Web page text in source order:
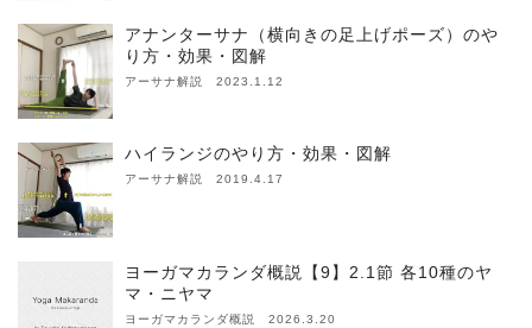
アナンターサナ（横向きの足上げポーズ）のや
り方・効果・図解
アーサナ解説 2023.1.12
ハイランジのやり方・効果・図解
アーサナ解説 2019.4.17
ヨーガマカランダ概説【9】2.1節 各10種のヤ
マ・ニヤマ
ヨーガマカランダ概説 2026.3.20